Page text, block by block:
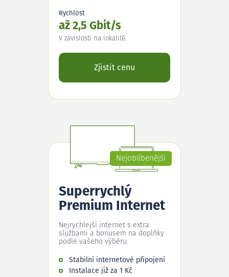
Rychlost
až 2,5 Gbit/s
V závislosti na lokalitě.
Zjistit cenu
Nejoblíbenější
Superrychlý
Premium Internet
Nejrychlejší internet s extra
službami a bonusem na doplňky
podle vašeho výběru.
Stabilní internetové připojení
Instalace již za 1 Kč